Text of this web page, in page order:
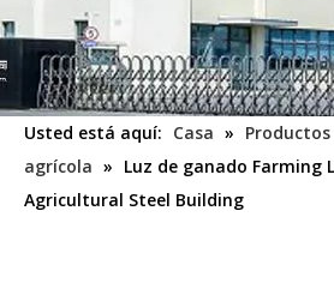
Usted está aquí: Casa » Productos
agrícola » Luz de ganado Farming
Agricultural Steel Building